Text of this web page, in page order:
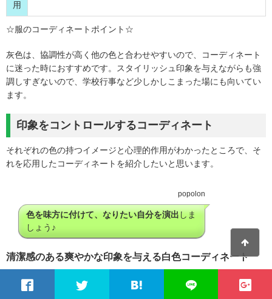
用
☆服のコーディネートポイント☆
灰色は、協調性が高く他の色と合わせやすいので、コーディネート
に迷った時におすすめです。スタイリッシュ印象を与えながらも強
調しすぎないので、学校行事など少しかしこまった場にも向いてい
ます。
印象をコントロールするコーディネート
それぞれの色の持つイメージと心理的作用がわかったところで、そ
れを応用したコーディネートを紹介したいと思います。
popolon
色を味方に付けて、なりたい自分を演出しま
しょう♪
清潔感のある爽やかな印象を与える白色コーディネート